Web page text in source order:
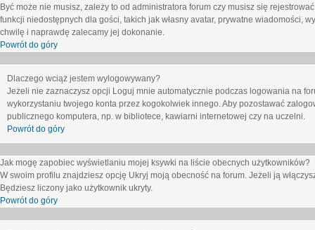
Być może nie musisz, zależy to od administratora forum czy musisz się
funkcji niedostępnych dla gości, takich jak własny avatar, prywatne wiadomości,
chwilę i naprawdę zalecamy jej dokonanie.
Powrót do góry
Dlaczego wciąż jestem wylogowywany?
Jeżeli nie zaznaczysz opcji Loguj mnie automatycznie podczas logowania na
wykorzystaniu twojego konta przez kogokolwiek innego. Aby pozostawać
publicznego komputera, np. w bibliotece, kawiarni internetowej czy na uczelni.
Powrót do góry
Jak mogę zapobiec wyświetlaniu mojej ksywki na liście obecnych użytkowników?
W swoim profilu znajdziesz opcję Ukryj moją obecność na forum. Jeżeli ją
Będziesz liczony jako użytkownik ukryty.
Powrót do góry